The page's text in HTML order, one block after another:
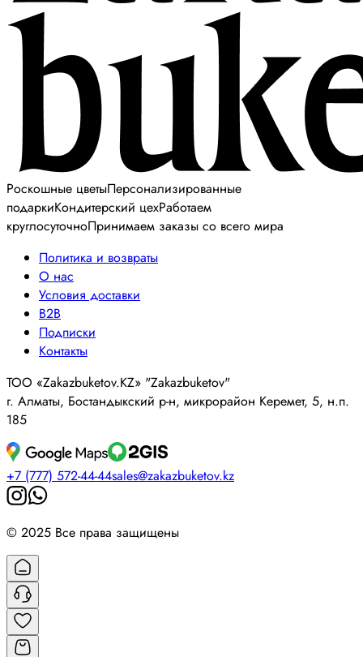
Роскошные цветыПерсонализированные
подаркиКондитерский цехРаботаем
круглосуточноПринимаем заказы со всего мира
Политика и возвраты
О нас
Условия доставки
B2B
Подписки
Контакты
ТОО «Zakazbuketov.KZ» "Zakazbuketov"
г. Алматы, Бостандыкский р-н, микрорайон Керемет, 5, н.п.
185
+7 (777) 572-44-44sales@zakazbuketov.kz
© 2025 Все права защищены